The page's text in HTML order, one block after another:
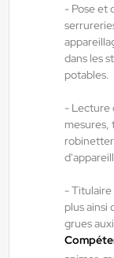
- Pose et
dans les
potables.
- Lecture
mesures,
- Titulaire
plus ainsi
grues
Interim
13,50 €/h -
04/08/26
ANTILOPE RH
Aide